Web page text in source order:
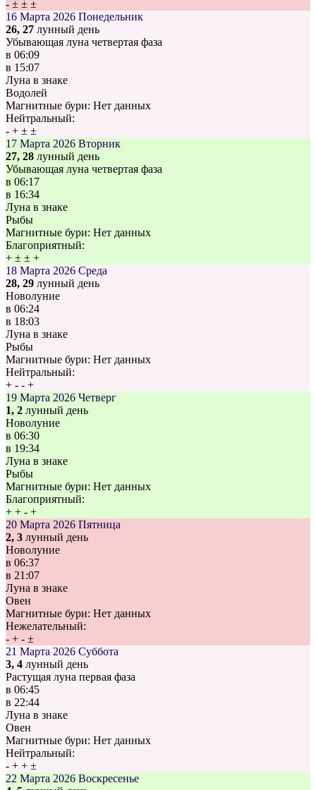
- ± ± ±
16 Марта 2026 Понедельник
26, 27 лунный день
Убывающая луна четвертая фаза
в 06:09
в 15:07
Луна в знаке
Водолей
Магнитные бури: Нет данных
Нейтральный:
- + ± ±
17 Марта 2026 Вторник
27, 28 лунный день
Убывающая луна четвертая фаза
в 06:17
в 16:34
Луна в знаке
Рыбы
Магнитные бури: Нет данных
Благоприятный:
+ ± ± +
18 Марта 2026 Среда
28, 29 лунный день
Новолуние
в 06:24
в 18:03
Луна в знаке
Рыбы
Магнитные бури: Нет данных
Нейтральный:
+ - - +
19 Марта 2026 Четверг
1, 2 лунный день
Новолуние
в 06:30
в 19:34
Луна в знаке
Рыбы
Магнитные бури: Нет данных
Благоприятный:
+ + - +
20 Марта 2026 Пятница
2, 3 лунный день
Новолуние
в 06:37
в 21:07
Луна в знаке
Овен
Магнитные бури: Нет данных
Нежелательный:
- + - ±
21 Марта 2026 Суббота
3, 4 лунный день
Растущая луна первая фаза
в 06:45
в 22:44
Луна в знаке
Овен
Магнитные бури: Нет данных
Нейтральный:
- + + ±
22 Марта 2026 Воскресенье